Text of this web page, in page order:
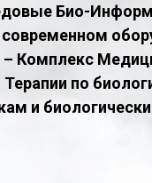
Био-
современном
Комплекс
по
и